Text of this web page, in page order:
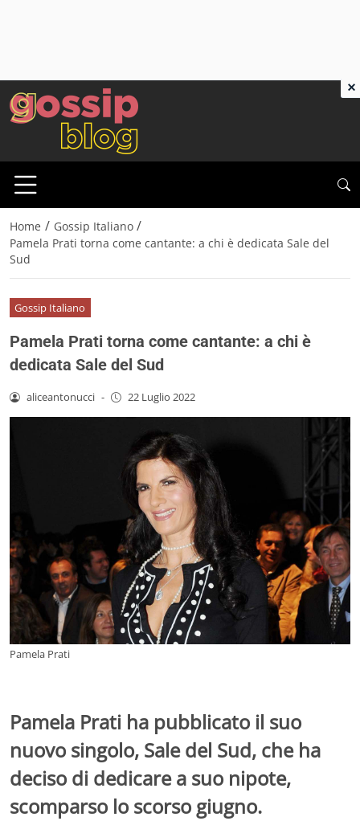
Home / Gossip Italiano /
Pamela Prati torna come cantante: a chi è dedicata Sale del
Sud
Gossip Italiano
Pamela Prati torna come cantante: a chi è
dedicata Sale del Sud
aliceantonucci - 22 Luglio 2022
Pamela Prati
Pamela Prati ha pubblicato il suo
nuovo singolo, Sale del Sud, che ha
deciso di dedicare a suo nipote,
scomparso lo scorso giugno.
×